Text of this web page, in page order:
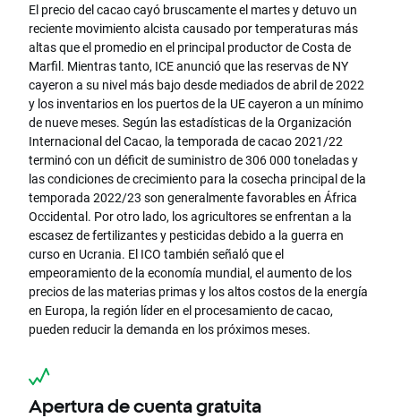
El precio del cacao cayó bruscamente el martes y detuvo un
reciente movimiento alcista causado por temperaturas más
altas que el promedio en el principal productor de Costa de
Marfil. Mientras tanto, ICE anunció que las reservas de NY
cayeron a su nivel más bajo desde mediados de abril de 2022
y los inventarios en los puertos de la UE cayeron a un mínimo
de nueve meses. Según las estadísticas de la Organización
Internacional del Cacao, la temporada de cacao 2021/22
terminó con un déficit de suministro de 306 000 toneladas y
las condiciones de crecimiento para la cosecha principal de la
temporada 2022/23 son generalmente favorables en África
Occidental. Por otro lado, los agricultores se enfrentan a la
escasez de fertilizantes y pesticidas debido a la guerra en
curso en Ucrania. El ICO también señaló que el
empeoramiento de la economía mundial, el aumento de los
precios de las materias primas y los altos costos de la energía
en Europa, la región líder en el procesamiento de cacao,
pueden reducir la demanda en los próximos meses.
Apertura de cuenta gratuita